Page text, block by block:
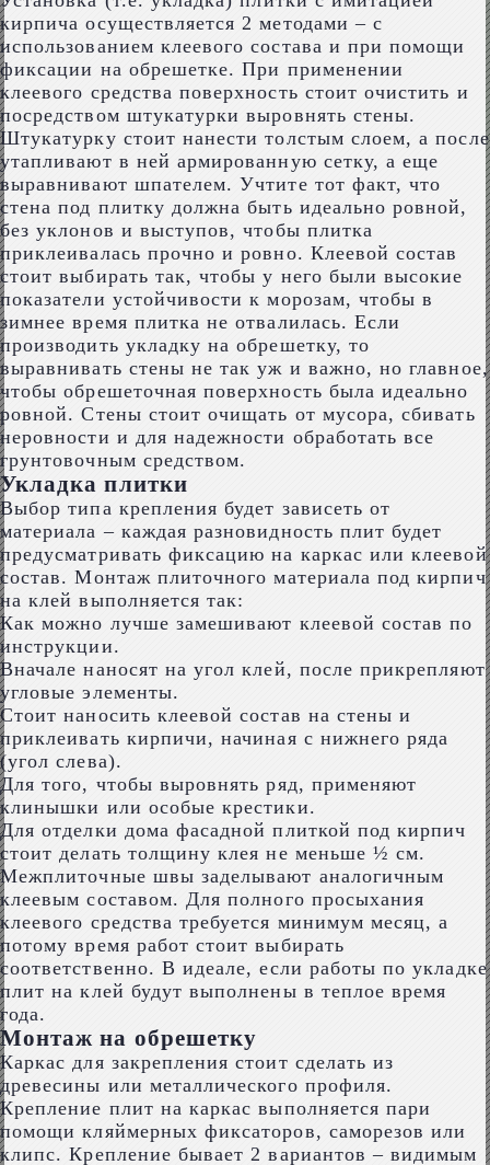
кирпича осуществляется 2 методами – с
использованием клеевого состава и при помощи
фиксации на обрешетке. При применении
клеевого средства поверхность стоит очистить и
посредством штукатурки выровнять стены.
Штукатурку стоит нанести толстым слоем, а после
утапливают в ней армированную сетку, а еще
выравнивают шпателем. Учтите тот факт, что
стена под плитку должна быть идеально ровной,
без уклонов и выступов, чтобы плитка
приклеивалась прочно и ровно. Клеевой состав
стоит выбирать так, чтобы у него были высокие
показатели устойчивости к морозам, чтобы в
зимнее время плитка не отвалилась. Если
производить укладку на обрешетку, то
выравнивать стены не так уж и важно, но главное,
чтобы обрешеточная поверхность была идеально
ровной. Стены стоит очищать от мусора, сбивать
неровности и для надежности обработать все
грунтовочным средством.
Укладка плитки
Выбор типа крепления будет зависеть от
материала – каждая разновидность плит будет
предусматривать фиксацию на каркас или клеевой
состав. Монтаж плиточного материала под кирпич
на клей выполняется так:
Как можно лучше замешивают клеевой состав по
инструкции.
Вначале наносят на угол клей, после прикрепляют
угловые элементы.
Стоит наносить клеевой состав на стены и
приклеивать кирпичи, начиная с нижнего ряда
(угол слева).
Для того, чтобы выровнять ряд, применяют
клинышки или особые крестики.
Для отделки дома фасадной плиткой под кирпич
стоит делать толщину клея не меньше ½ см.
Межплиточные швы заделывают аналогичным
клеевым составом. Для полного просыхания
клеевого средства требуется минимум месяц, а
потому время работ стоит выбирать
соответственно. В идеале, если работы по укладке
плит на клей будут выполнены в теплое время
года.
Монтаж на обрешетку
Каркас для закрепления стоит сделать из
древесины или металлического профиля.
Крепление плит на каркас выполняется пари
помощи кляймерных фиксаторов, саморезов или
клипс. Крепление бывает 2 вариантов – видимым